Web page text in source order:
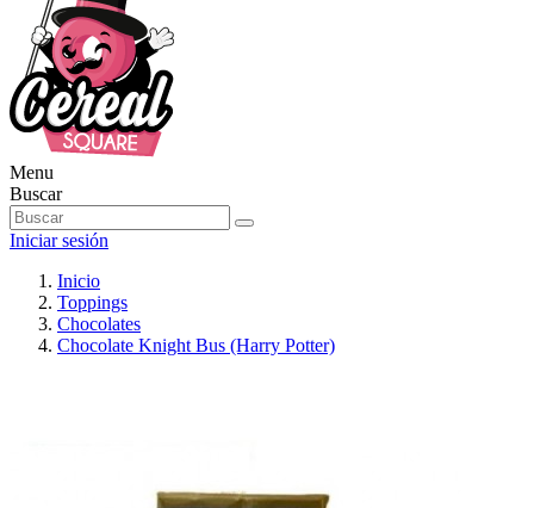
Menu
Buscar
Iniciar sesión
Inicio
Toppings
Chocolates
Chocolate Knight Bus (Harry Potter)